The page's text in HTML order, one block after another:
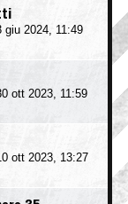
giu 2024, 11:49
ott 2023, 11:59
ott 2023, 13:27